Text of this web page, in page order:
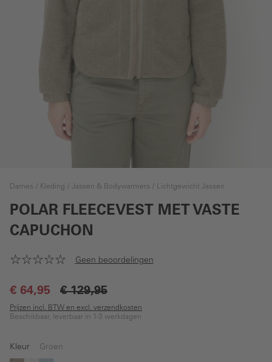
Dames Kleding Jassen & Bodywarmers Lichtgewicht Jassen
POLAR FLEECEVEST MET VASTE
CAPUCHON
Geen beoordelingen
€ 64,95 € 129,95
Prijzen incl. BTW en excl. verzendkosten
Beschikbaar, leverbaar in 1-3 werkdagen
Kleur Groen